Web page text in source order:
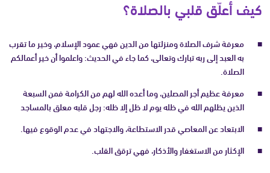
كيف أعلّق قلبي بالصلاة؟
معرفة شرف الصلاة ومنزلتها من الدين فهي عمود الإسلام، وخير ما تقرب
به العبد إلى ربه تبارك وتعالى، كما جاء في الحديث: واعلموا أن خير أعمالكم
الصلاة.
معرفة عظيم أجر المصلين، وما أعده الله لهم من الكرامة فمن السبعة
الذين يظلهم الله في ظله يوم لا ظل إلا ظله: رجل قلبه معلق بالمساجد
الابتعاد عن المعاصي قدر الاستطاعة، والاجتهاد في عدم الوقوع فيها.
الإكثار من الاستغفار والأذكار، فهي ترقق القلب.